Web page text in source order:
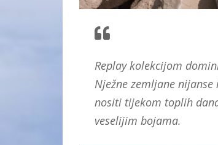
Replay kolekcijom
Nježne zemljane
nositi tijekom toplih
veselijim bojama.